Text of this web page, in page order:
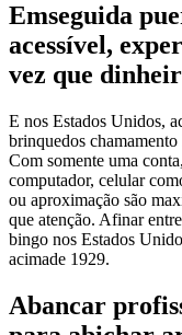
Emseguida
acessível,
vez que
E nos Estados Unidos,
brinquedos
Com somente uma
computador, celular
ou aproximação são
que atenção. Afinar
bingo nos Estados
acimade 1929.
Abancar